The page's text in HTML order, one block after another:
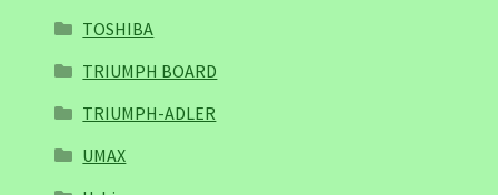
TOSHIBA
TRIUMPH BOARD
TRIUMPH-ADLER
UMAX